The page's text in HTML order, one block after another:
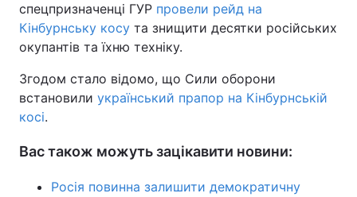
спецпризначенці ГУР провели рейд на
Кінбурнську косу та знищити десятки російських
окупантів та їхню техніку.
Згодом стало відомо, що Сили оборони
встановили український прапор на Кінбурнській
косі.
Вас також можуть зацікавити новини:
Росія повинна залишити демократичну